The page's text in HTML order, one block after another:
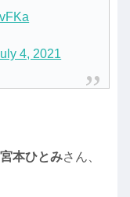
4, 2021
宮本ひとみさん、